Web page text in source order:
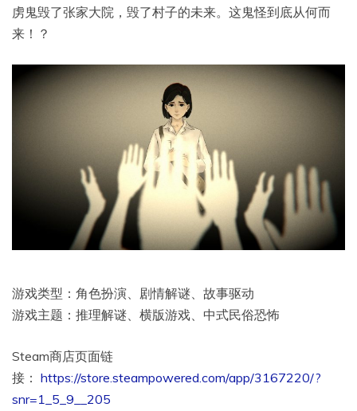
虏鬼毁了张家大院，毁了村子的未来。这鬼怪到底从何而
来！？
游戏类型：角色扮演、剧情解谜、故事驱动
游戏主题：推理解谜、横版游戏、中式民俗恐怖
Steam商店页面链
接： https://store.steampowered.com/app/3167220/?
snr=1_5_9__205